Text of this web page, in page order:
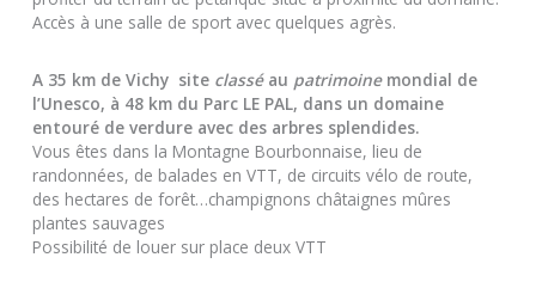
Accès à une salle de sport avec quelques agrès.
A 35 km de Vichy site classéau patrimoinemondial de
l’Unesco, à 48 km du Parc LE PAL, dans un domaine
entouré de verdure avec des arbres splendides.
Vous êtes dans la Montagne Bourbonnaise, lieu de
randonnées, de balades en VTT, de circuits vélo de route,
des hectares de forêt…champignons châtaignes mûres
plantes sauvages
Possibilité de louer sur place deux VTT